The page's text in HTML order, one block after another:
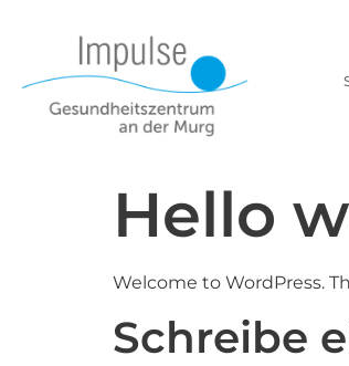
Hello
Welcome to WordPress.
Schreibe